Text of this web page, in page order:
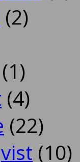
(2)
(1)
(4)
(22)
(10)